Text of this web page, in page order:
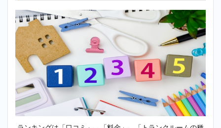
中目
黒2
店、
目黒
台店
（中
目黒
番近
い店
舗）
2位：